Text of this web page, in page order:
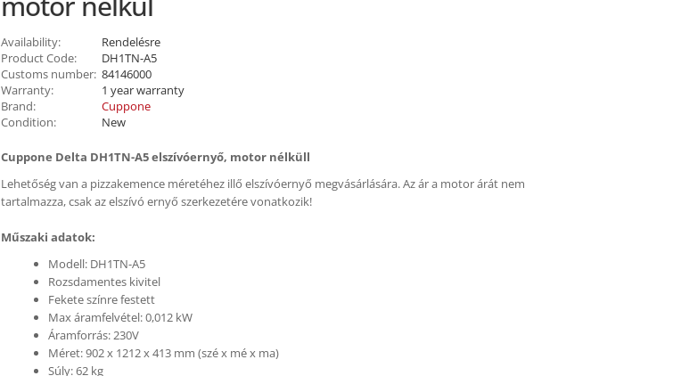
Availability:
Rendelésre
Product Code:
DH1TN-A5
Customs number: 84146000
Warranty:
1 year warranty
Brand:
Cuppone
Condition:
New
Cuppone Delta DH1TN-A5 elszívóernyő, motor nélküll
Lehetőség van a pizzakemence méretéhez illő elszívóernyő megvásárlására. Az ár a motor árát nem
tartalmazza, csak az elszívó ernyő szerkezetére vonatkozik!
Műszaki adatok:
Modell: DH1TN-A5
Rozsdamentes kivitel
Fekete színre festett
Max áramfelvétel: 0,012 kW
Áramforrás: 230V
Méret: 902 x 1212 x 413 mm (szé x mé x ma)
Súly: 62 kg